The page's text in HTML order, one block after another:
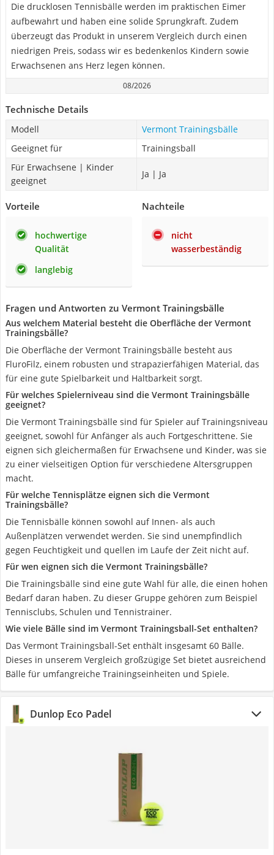
Die drucklosen Tennisbälle werden im praktischen Eimer
aufbewahrt und haben eine solide Sprungkraft. Zudem
überzeugt das Produkt in unserem Vergleich durch einen
niedrigen Preis, sodass wir es bedenkenlos Kindern sowie
Erwachsenen ans Herz legen können.
08/2026
Technische Details
Modell
Vermont Trainingsbälle
Geeignet für
Trainingsball
Für Erwachsene | Kinder
geeignet
Ja | Ja
Vorteile
hochwertige
Qualität
langlebig
Nachteile
nicht
wasserbeständig
Fragen und Antworten zu Vermont Trainingsbälle
Aus welchem Material besteht die Oberfläche der Vermont
Trainingsbälle?
Die Oberfläche der Vermont Trainingsbälle besteht aus
FluroFilz, einem robusten und strapazierfähigen Material, das
für eine gute Spielbarkeit und Haltbarkeit sorgt.
Für welches Spielerniveau sind die Vermont Trainingsbälle
geeignet?
Die Vermont Trainingsbälle sind für Spieler auf Trainingsniveau
geeignet, sowohl für Anfänger als auch Fortgeschrittene. Sie
eignen sich gleichermaßen für Erwachsene und Kinder, was sie
zu einer vielseitigen Option für verschiedene Altersgruppen
macht.
Für welche Tennisplätze eignen sich die Vermont
Trainingsbälle?
Die Tennisbälle können sowohl auf Innen- als auch
Außenplätzen verwendet werden. Sie sind unempfindlich
gegen Feuchtigkeit und quellen im Laufe der Zeit nicht auf.
Für wen eignen sich die Vermont Trainingsbälle?
Die Trainingsbälle sind eine gute Wahl für alle, die einen hohen
Bedarf daran haben. Zu dieser Gruppe gehören zum Beispiel
Tennisclubs, Schulen und Tennistrainer.
Wie viele Bälle sind im Vermont Trainingsball-Set enthalten?
Das Vermont Trainingsball-Set enthält insgesamt 60 Bälle.
Dieses in unserem Vergleich großzügige Set bietet ausreichend
Bälle für umfangreiche Trainingseinheiten und Spiele.
Dunlop Eco Padel